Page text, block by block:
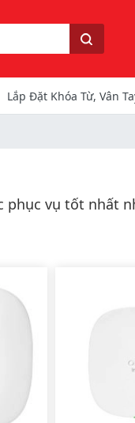
Tìm kiếm
Lắp Đặt Khóa Từ, Vân
vụ tốt nhất